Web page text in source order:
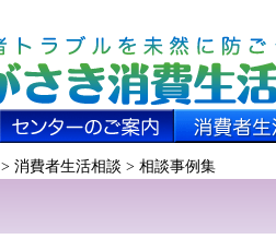
> 消費者生活相談 > 相談事例集